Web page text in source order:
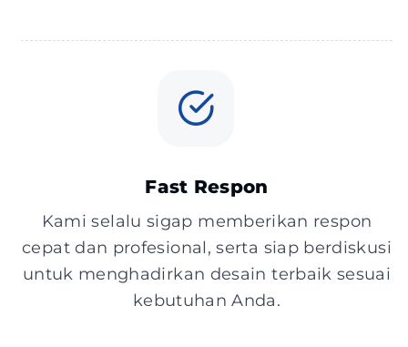
Fast Respon
Kami selalu sigap memberikan respon
cepat dan profesional, serta siap berdiskusi
untuk menghadirkan desain terbaik sesuai
kebutuhan Anda.